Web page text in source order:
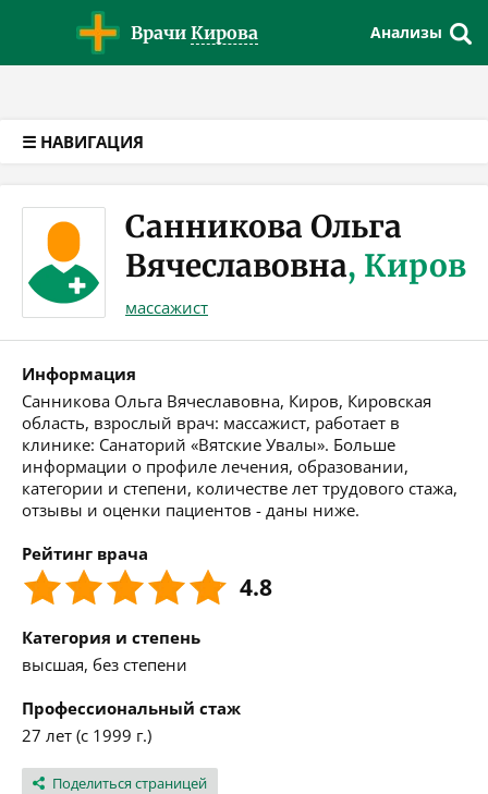
Врачи Кирова Анализы
☰ НАВИГАЦИЯ
Санникова Ольга
Вячеславовна, Киров
массажист
Информация
Санникова Ольга Вячеславовна, Киров, Кировская
область, взрослый врач: массажист, работает в
клинике: Санаторий «Вятские Увалы». Больше
информации о профиле лечения, образовании,
категории и степени, количестве лет трудового стажа,
отзывы и оценки пациентов - даны ниже.
Рейтинг врача
4.8
Категория и степень
высшая, без степени
Профессиональный стаж
27 лет (с 1999 г.)
Поделиться страницей